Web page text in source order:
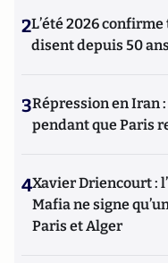
2L’été 2026
disent depuis 50
3Répression en Iran
pendant que Paris
4Xavier Driencourt :
Mafia ne signe
Paris et Alger